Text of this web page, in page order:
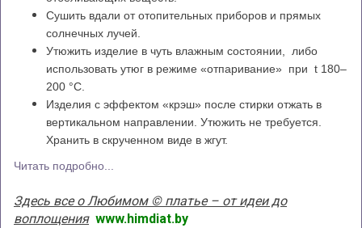
Сушить вдали от отопительных приборов и прямых
солнечных лучей.
Утюжить изделие в чуть влажным состоянии, либо
использовать утюг в режиме «отпаривание» при t 180–
200 °С.
Изделия с эффектом «крэш» после стирки отжать в
вертикальном направлении. Утюжить не требуется.
Хранить в скрученном виде в жгут.
Читать подробно...
Здесь все о Любимом © платье – от идеи до
воплощения www.himdiat.by